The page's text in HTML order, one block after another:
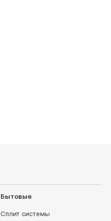
Бытовые
Сплит системы